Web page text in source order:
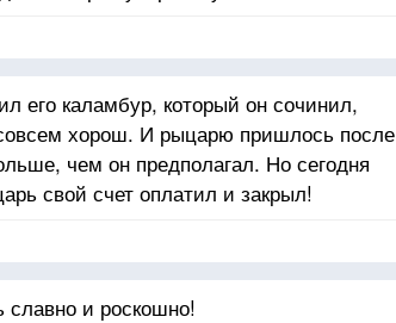
его каламбур, который он сочинил,
хорош. И рыцарю пришлось после
чем он предполагал. Но сегодня
свой счет оплатил и закрыл!
и роскошно!